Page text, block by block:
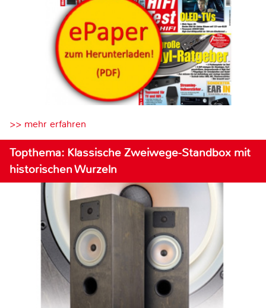
>> mehr erfahren
Topthema: Klassische Zweiwege-Standbox mit
historischen Wurzeln